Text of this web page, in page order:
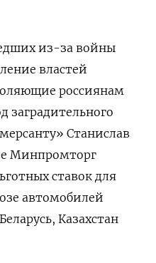
из-за войны
властей
россиянам
заградительного
Станислав
Минпромторг
ставок для
автомобилей
Казахстан